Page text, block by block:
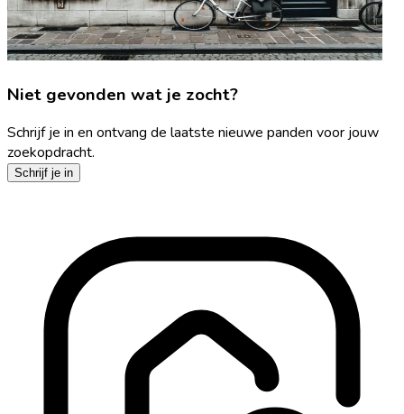
Niet gevonden wat je zocht?
Schrijf je in en ontvang de laatste nieuwe panden voor jouw
zoekopdracht.
Schrijf je in